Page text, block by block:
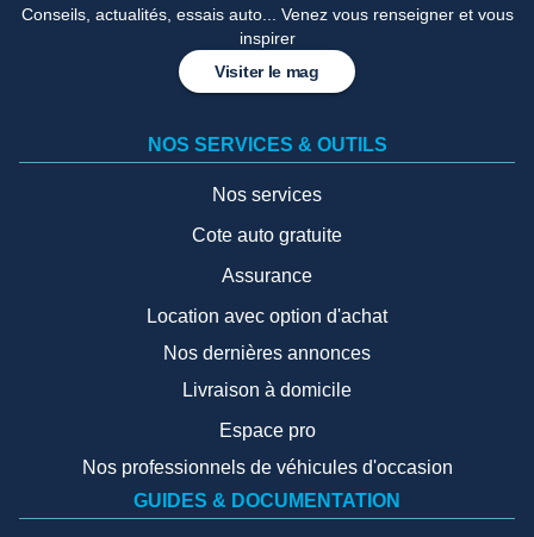
Conseils, actualités, essais auto... Venez vous renseigner et vous
inspirer
Visiter le mag
NOS SERVICES & OUTILS
Nos services
Cote auto gratuite
Assurance
Location avec option d'achat
Nos dernières annonces
Livraison à domicile
Espace pro
Nos professionnels de véhicules d'occasion
GUIDES & DOCUMENTATION